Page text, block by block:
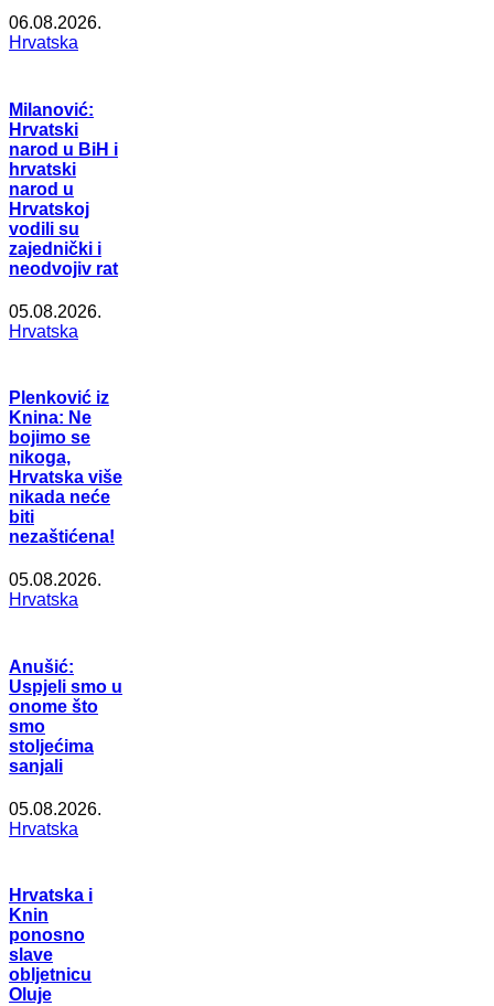
06.08.2026.
Hrvatska
Milanović:
Hrvatski
narod u BiH i
hrvatski
narod u
Hrvatskoj
vodili su
zajednički i
neodvojiv rat
05.08.2026.
Hrvatska
Plenković iz
Knina: Ne
bojimo se
nikoga,
Hrvatska više
nikada neće
biti
nezaštićena!
05.08.2026.
Hrvatska
Anušić:
Uspjeli smo u
onome što
smo
stoljećima
sanjali
05.08.2026.
Hrvatska
Hrvatska i
Knin
ponosno
slave
obljetnicu
Oluje